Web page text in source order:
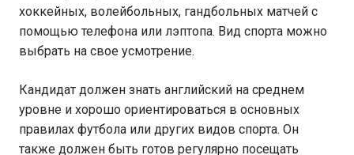
хоккейных, волейбольных, гандбольных матчей с
помощью телефона или лэптопа. Вид спорта можно
выбрать на свое усмотрение.
Кандидат должен знать английский на среднем
уровне и хорошо ориентироваться в основных
правилах футбола или других видов спорта. Он
также должен быть готов регулярно посещать